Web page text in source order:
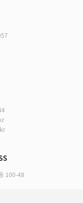
100-48